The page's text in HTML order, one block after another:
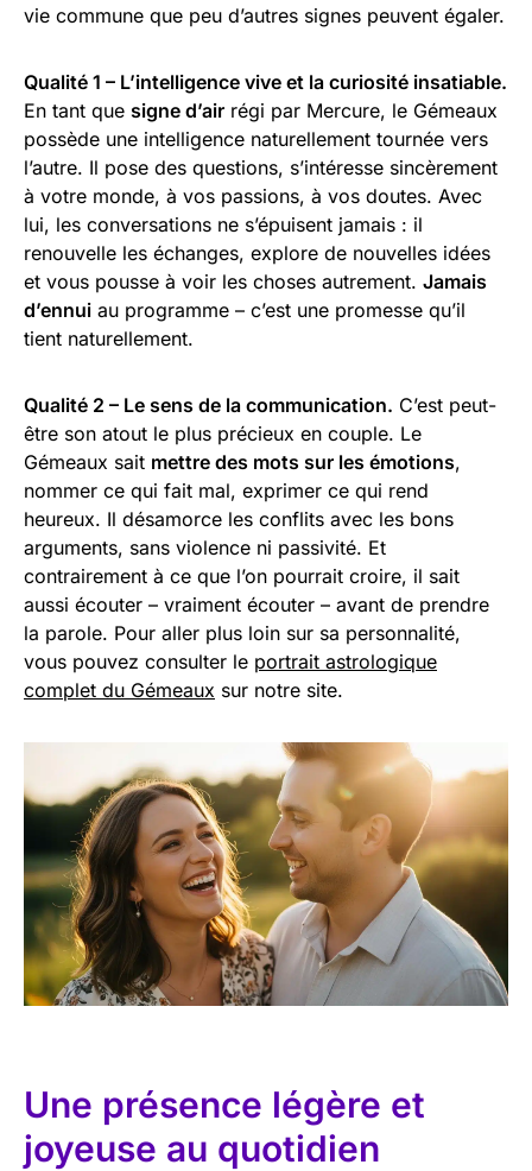
vie commune que peu d’autres signes peuvent égaler.
Qualité 1 – L’intelligence vive et la curiosité insatiable.
En tant que signe d’air régi par Mercure, le Gémeaux
possède une intelligence naturellement tournée vers
l’autre. Il pose des questions, s’intéresse sincèrement
à votre monde, à vos passions, à vos doutes. Avec
lui, les conversations ne s’épuisent jamais : il
renouvelle les échanges, explore de nouvelles idées
et vous pousse à voir les choses autrement. Jamais
d’ennui au programme – c’est une promesse qu’il
tient naturellement.
Qualité 2 – Le sens de la communication. C’est peut-
être son atout le plus précieux en couple. Le
Gémeaux sait mettre des mots sur les émotions,
nommer ce qui fait mal, exprimer ce qui rend
heureux. Il désamorce les conflits avec les bons
arguments, sans violence ni passivité. Et
contrairement à ce que l’on pourrait croire, il sait
aussi écouter – vraiment écouter – avant de prendre
la parole. Pour aller plus loin sur sa personnalité,
vous pouvez consulter le portrait astrologique
complet du Gémeaux sur notre site.
Une présence légère et
joyeuse au quotidien